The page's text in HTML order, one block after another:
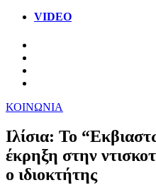
VIDEO
ΚΟΙΝΩΝΙΑ
Ιλίσια: Το
έκρηξη στην
ο ιδιοκτήτης